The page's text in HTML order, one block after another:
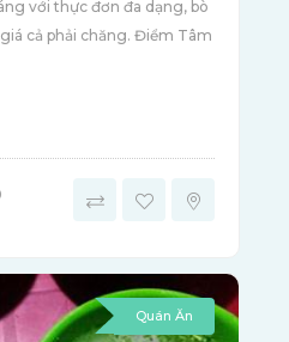
với thực đơn đa dạng, bò
cả phải chăng. Điểm Tâm
Quán Ăn